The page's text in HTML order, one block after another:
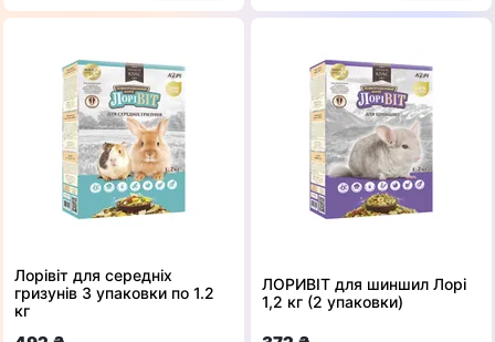
Лорівіт для середніх
гризунів 3 упаковки по 1.2
кг
ЛОРИВІТ для шиншил Лорі
1,2 кг (2 упаковки)